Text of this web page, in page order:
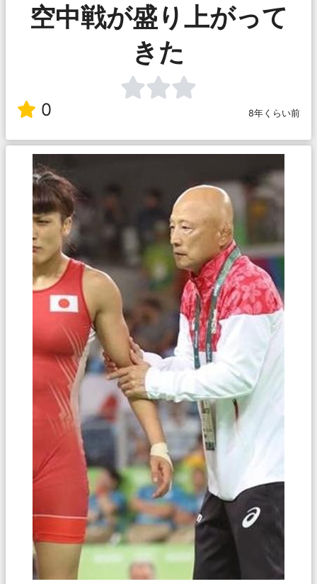
空中戦が盛り上がって
きた
0 8年くらい前